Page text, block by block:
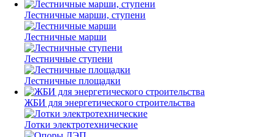
Лестничные марши, ступени
Лестничные марши
Лестничные ступени
Лестничные площадки
ЖБИ для энергетического строительства
Лотки электротехнические